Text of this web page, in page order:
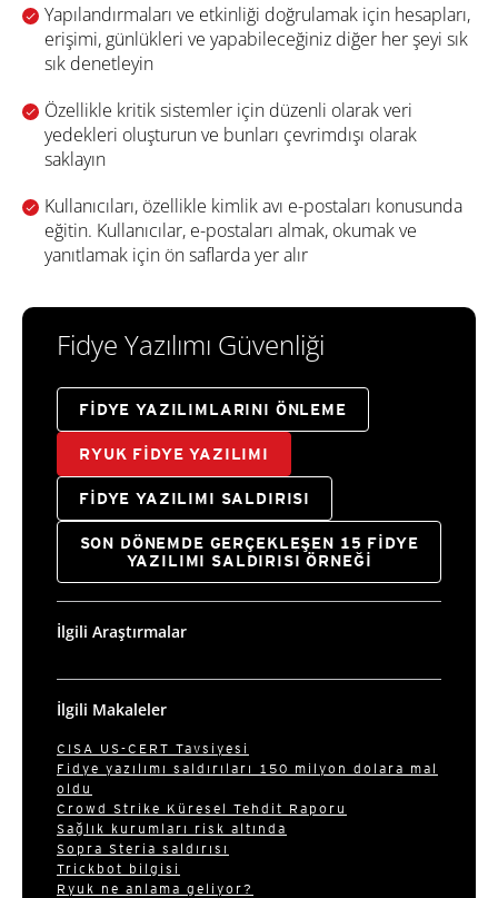
Yapılandırmaları ve etkinliği doğrulamak için hesapları,
erişimi, günlükleri ve yapabileceğiniz diğer her şeyi sık
sık denetleyin
Özellikle kritik sistemler için düzenli olarak veri
yedekleri oluşturun ve bunları çevrimdışı olarak
saklayın
Kullanıcıları, özellikle kimlik avı e-postaları konusunda
eğitin. Kullanıcılar, e-postaları almak, okumak ve
yanıtlamak için ön saflarda yer alır
Fidye Yazılımı Güvenliği
FIDYE YAZILIMLARINI ÖNLEME
RYUK FIDYE YAZILIMI
FIDYE YAZILIMI SALDIRISI
SON DÖNEMDE GERÇEKLEŞEN 15 FIDYE
YAZILIMI SALDIRISI ÖRNEĞI
İlgili Araştırmalar
İlgili Makaleler
CISA US-CERT Tavsiyesi
Fidye yazılımı saldırıları 150 milyon dolara mal
oldu
Crowd Strike Küresel Tehdit Raporu
Sağlık kurumları risk altında
Sopra Steria saldırısı
Trickbot bilgisi
Ryuk ne anlama geliyor?